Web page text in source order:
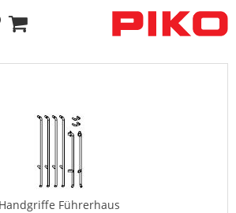
Handgriffe Führerhaus